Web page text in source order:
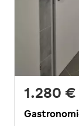
1.280 €